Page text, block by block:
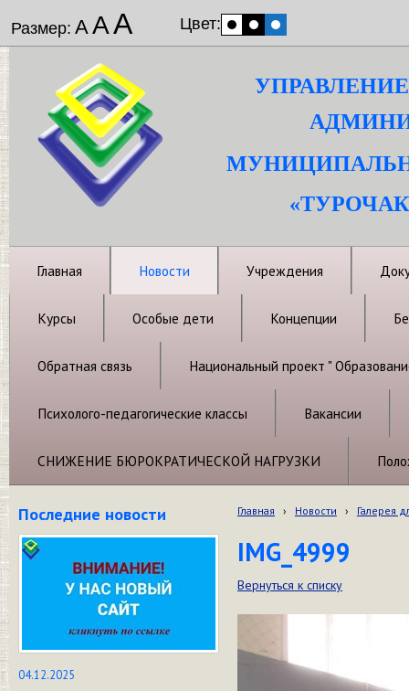
Размер: ААА Цвет:
Главная Новости Учреждения
Курсы Особые дети Концепции
Обратная связь Национальный проект "
Психолого-педагогические классы Вакансии
СНИЖЕНИЕ БЮРОКРАТИЧЕСКОЙ НАГРУЗКИ
Последние новости
04.12.2025
Главная › Новости › Галерея
IMG_4999
Вернуться к списку